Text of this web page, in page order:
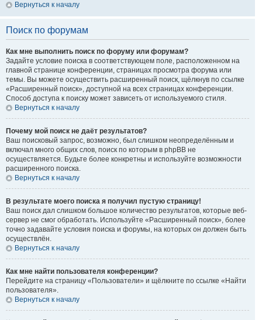
Вернуться к началу
Поиск по форумам
Как мне выполнить поиск по форуму или форумам?
Задайте условие поиска в соответствующем поле, расположенном на
главной странице конференции, страницах просмотра форума или
темы. Вы можете осуществить расширенный поиск, щёлкнув по ссылке
«Расширенный поиск», доступной на всех страницах конференции.
Способ доступа к поиску может зависеть от используемого стиля.
Вернуться к началу
Почему мой поиск не даёт результатов?
Ваш поисковый запрос, возможно, был слишком неопределённым и
включал много общих слов, поиск по которым в phpBB не
осуществляется. Будьте более конкретны и используйте возможности
расширенного поиска.
Вернуться к началу
В результате моего поиска я получил пустую страницу!
Ваш поиск дал слишком большое количество результатов, которые веб-
сервер не смог обработать. Используйте «Расширенный поиск», более
точно задавайте условия поиска и форумы, на которых он должен быть
осуществлён.
Вернуться к началу
Как мне найти пользователя конференции?
Перейдите на страницу «Пользователи» и щёлкните по ссылке «Найти
пользователя».
Вернуться к началу